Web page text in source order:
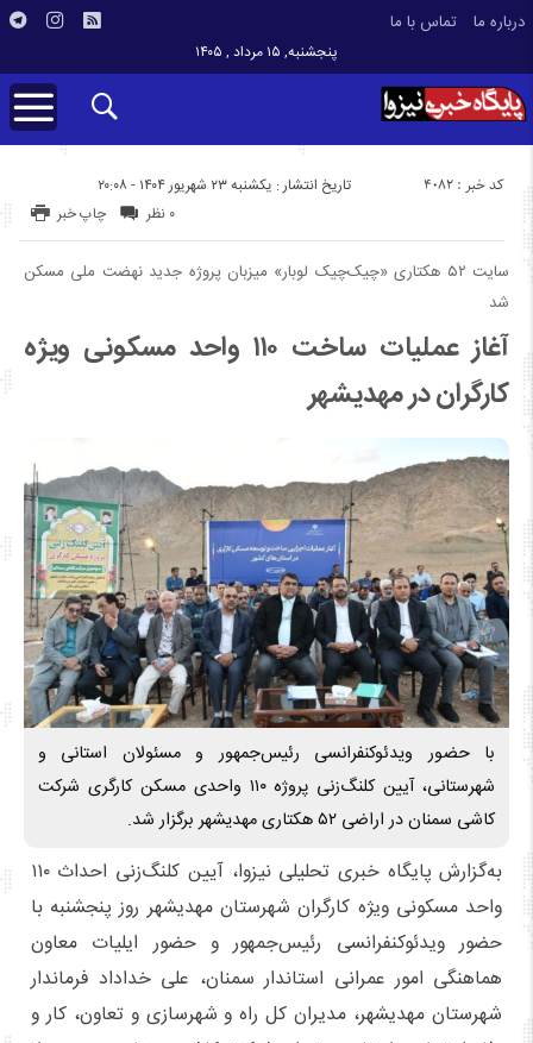
درباره ما تماس با ما
پنجشنبه, ۱۵ مرداد , ۱۴۰۵
تاریخ انتشار : یکشنبه ۲۳ شهریور ۱۴۰۴ - ۲۰:۰۸ کد خبر : 4082
چاپ خبر ۰ نظر
سایت ۵۲ هکتاری «چیک‌چیک لوبار» میزبان پروژه جدید نهضت ملی مسکن
شد
آغاز عملیات ساخت ۱۱۰ واحد مسکونی ویژه
کارگران در مهدیشهر
با حضور ویدئوکنفرانسی رئیس‌جمهور و مسئولان استانی و
شهرستانی، آیین کلنگ‌زنی پروژه ۱۱۰ واحدی مسکن کارگری شرکت
کاشی سمنان در اراضی ۵۲ هکتاری مهدیشهر برگزار شد.
به‌گزارش پایگاه خبری تحلیلی نیزوا، آیین کلنگ‌زنی احداث ۱۱۰
واحد مسکونی ویژه کارگران شهرستان مهدیشهر روز پنجشنبه با
حضور ویدئوکنفرانسی رئیس‌جمهور و حضور ایلیات معاون
هماهنگی امور عمرانی استاندار سمنان، علی خداداد فرماندار
شهرستان مهدیشهر، مدیران کل راه و شهرسازی و تعاون، کار و